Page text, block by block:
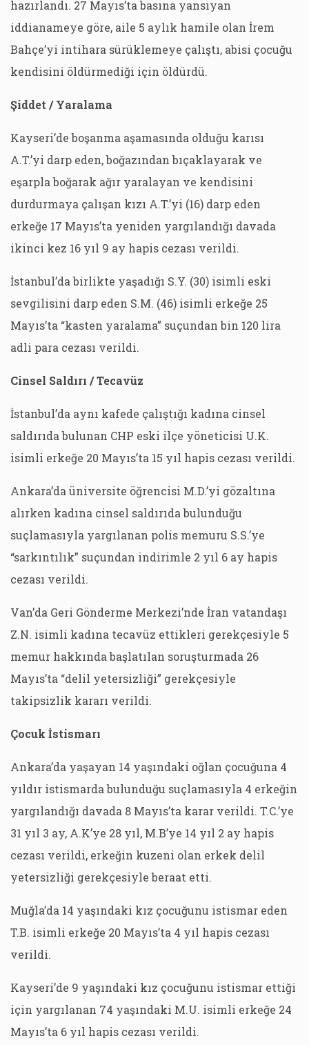
hazırlandı. 27 Mayıs’ta basına yansıyan
iddianameye göre, aile 5 aylık hamile olan İrem
Bahçe’yi intihara sürüklemeye çalıştı, abisi çocuğu
kendisini öldürmediği için öldürdü.
Şiddet / Yaralama
Kayseri’de boşanma aşamasında olduğu karısı
A.T.’yi darp eden, boğazından bıçaklayarak ve
eşarpla boğarak ağır yaralayan ve kendisini
durdurmaya çalışan kızı A.T.’yi (16) darp eden
erkeğe 17 Mayıs’ta yeniden yargılandığı davada
ikinci kez 16 yıl 9 ay hapis cezası verildi.
İstanbul’da birlikte yaşadığı S.Y. (30) isimli eski
sevgilisini darp eden S.M. (46) isimli erkeğe 25
Mayıs’ta “kasten yaralama” suçundan bin 120 lira
adli para cezası verildi.
Cinsel Saldırı / Tecavüz
İstanbul’da aynı kafede çalıştığı kadına cinsel
saldırıda bulunan CHP eski ilçe yöneticisi U.K.
isimli erkeğe 20 Mayıs’ta 15 yıl hapis cezası verildi.
Ankara’da üniversite öğrencisi M.D.’yi gözaltına
alırken kadına cinsel saldırıda bulunduğu
suçlamasıyla yargılanan polis memuru S.S.’ye
“sarkıntılık” suçundan indirimle 2 yıl 6 ay hapis
cezası verildi.
Van’da Geri Gönderme Merkezi’nde İran vatandaşı
Z.N. isimli kadına tecavüz ettikleri gerekçesiyle 5
memur hakkında başlatılan soruşturmada 26
Mayıs’ta “delil yetersizliği” gerekçesiyle
takipsizlik kararı verildi.
Çocuk İstismarı
Ankara’da yaşayan 14 yaşındaki oğlan çocuğuna 4
yıldır istismarda bulunduğu suçlamasıyla 4 erkeğin
yargılandığı davada 8 Mayıs’ta karar verildi. T.C.’ye
31 yıl 3 ay, A.K’ye 28 yıl, M.B’ye 14 yıl 2 ay hapis
cezası verildi, erkeğin kuzeni olan erkek delil
yetersizliği gerekçesiyle beraat etti.
Muğla’da 14 yaşındaki kız çocuğunu istismar eden
T.B. isimli erkeğe 20 Mayıs’ta 4 yıl hapis cezası
verildi.
Kayseri’de 9 yaşındaki kız çocuğunu istismar ettiği
için yargılanan 74 yaşındaki M.U. isimli erkeğe 24
Mayıs’ta 6 yıl hapis cezası verildi.